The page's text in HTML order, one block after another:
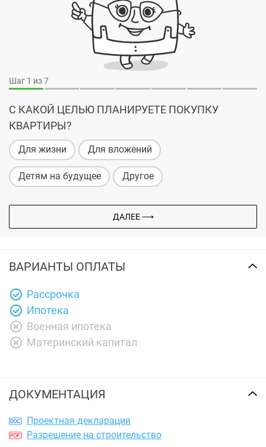
Шаг 1 из 7
С КАКОЙ ЦЕЛЬЮ ПЛАНИРУЕТЕ ПОКУПКУ
КВАРТИРЫ?
Для жизни Для вложений
Детям на будущее Другое
ДАЛЕЕ ⟶
ВАРИАНТЫ ОПЛАТЫ
Рассрочка
Ипотека
Военная ипотека
Материнский капитал
ДОКУМЕНТАЦИЯ
Проектная декларация
Разрешение на строительство